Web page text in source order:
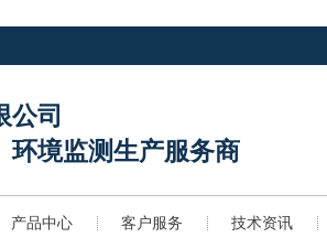
公司
环境监测生产服务商
产品中心 客户服务 技术资讯